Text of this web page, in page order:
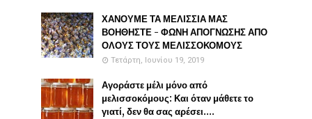
ΧΑΝΟΥΜΕ ΤΑ ΜΕΛΙΣΣΙΑ ΜΑΣ
ΒΟΗΘΗΣΤΕ - ΦΩΝΗ ΑΠΟΓΝΩΣΗΣ ΑΠΟ
ΟΛΟΥΣ ΤΟΥΣ ΜΕΛΙΣΣΟΚΟΜΟΥΣ
Τετάρτη, Ιουνίου 19, 2019
Αγοράστε μέλι μόνο από
μελισσοκόμους: Και όταν μάθετε το
γιατί, δεν θα σας αρέσει....